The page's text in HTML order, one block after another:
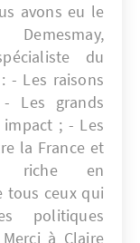
avons eu le
du
- Les raisons
Les grands
; - Les
la France et
riche en
tous ceux qui
politiques
à Claire